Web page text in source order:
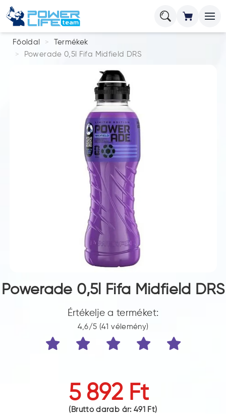
Főoldal
Termékek
Powerade 0,5l Fifa Midfield DRS
Powerade 0,5l Fifa Midfield DRS
Értékelje a terméket:
4,6/5 (41 vélemény)
5 892 Ft
(Bruttó darab ár: 491 Ft)